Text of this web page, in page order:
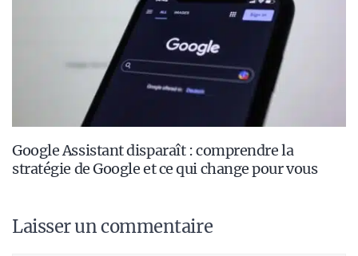
Google Assistant disparaît : comprendre la
stratégie de Google et ce qui change pour vous
Laisser un commentaire